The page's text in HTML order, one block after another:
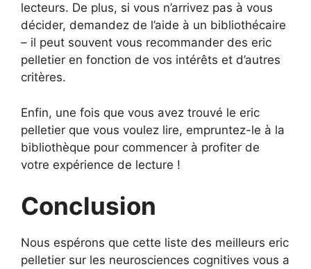
lecteurs. De plus, si vous n’arrivez pas à vous
décider, demandez de l’aide à un bibliothécaire
– il peut souvent vous recommander des eric
pelletier en fonction de vos intérêts et d’autres
critères.
Enfin, une fois que vous avez trouvé le eric
pelletier que vous voulez lire, empruntez-le à la
bibliothèque pour commencer à profiter de
votre expérience de lecture !
Conclusion
Nous espérons que cette liste des meilleurs eric
pelletier sur les neurosciences cognitives vous a